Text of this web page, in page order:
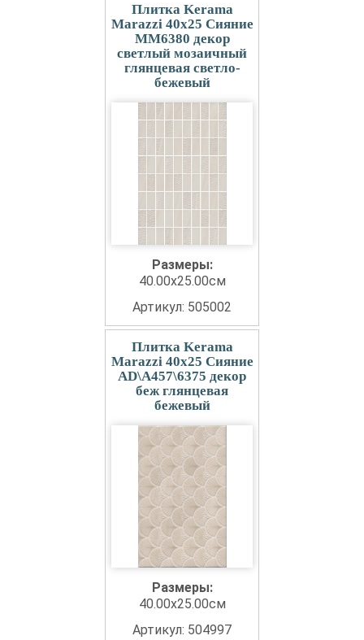
Плитка Kerama
Marazzi 40x25 Сияние
MM6380 декор
светлый мозаичный
глянцевая светло-
бежевый
Размеры:
40.00x25.00см
Артикул: 505002
Плитка Kerama
Marazzi 40x25 Сияние
AD\A457\6375 декор
беж глянцевая
бежевый
Размеры:
40.00x25.00см
Артикул: 504997